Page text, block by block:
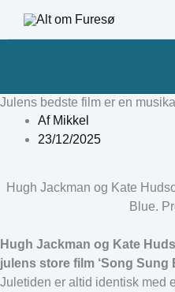
Julens bedste film er en
AfMikkel
23/12/2025
Hugh Jackman og Kate
Blue.
Hugh Jackman og Kate
julens store film ‘Song Sung
Juletiden er altid identisk med